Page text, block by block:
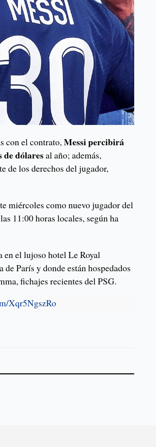
con el contrato,Messi percibirá
de dólaresal año; además,
de los derechos del jugador,
miércoles como nuevo jugador del
11:00 horas locales, según ha
en el lujoso hotel Le Royal
París y donde están hospedados
fichajes recientes del PSG.
Xqr5NgszRo